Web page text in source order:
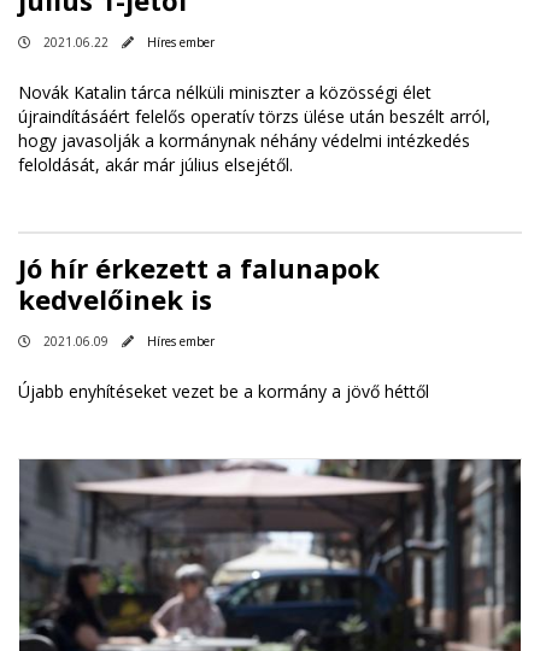
2021.06.22 Híres ember
Novák Katalin tárca nélküli miniszter a közösségi élet
újraindításáért felelős operatív törzs ülése után beszélt arról,
hogy javasolják a kormánynak néhány védelmi intézkedés
feloldását, akár már július elsejétől.
Jó hír érkezett a falunapok
kedvelőinek is
2021.06.09 Híres ember
Újabb enyhítéseket vezet be a kormány a jövő héttől